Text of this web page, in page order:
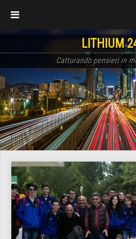
LITHIUM
Catturando pensieri in